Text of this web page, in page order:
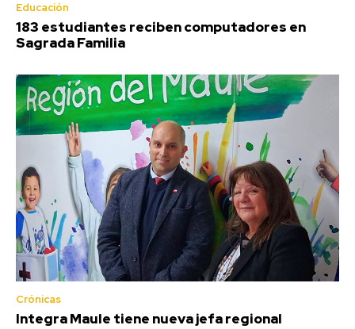
Educación
183 estudiantes reciben computadores en
Sagrada Familia
Crónicas
Integra Maule tiene nueva jefa regional